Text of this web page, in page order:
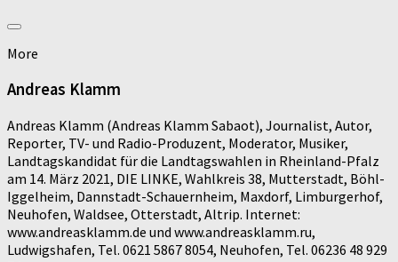
More
Andreas Klamm
Andreas Klamm (Andreas Klamm Sabaot), Journalist, Autor,
Reporter, TV- und Radio-Produzent, Moderator, Musiker,
Landtagskandidat für die Landtagswahlen in Rheinland-Pfalz
am 14. März 2021, DIE LINKE, Wahlkreis 38, Mutterstadt, Böhl-
Iggelheim, Dannstadt-Schauernheim, Maxdorf, Limburgerhof,
Neuhofen, Waldsee, Otterstadt, Altrip. Internet:
www.andreasklamm.de und www.andreasklamm.ru,
Ludwigshafen, Tel. 0621 5867 8054, Neuhofen, Tel. 06236 48 929